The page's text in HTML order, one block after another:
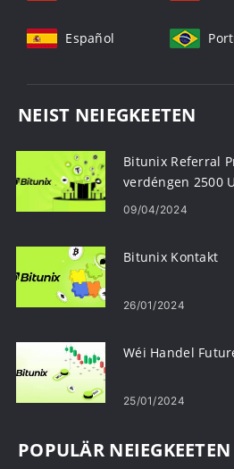
Español
NEIST NEIEGKEETEN
Bitunix Referral
verdéngen 2500
09/04/2024
Bitunix Kontakt
26/01/2024
Wéi Handel
25/01/2024
POPULÄR NEIEGKEETEN